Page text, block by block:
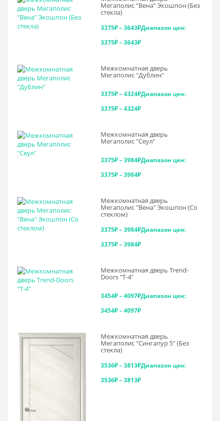
Мегаполис "Вена" Экошпон (Без
стекла)
3375₽–3643₽Диапазон цен:
3375₽ – 3643₽
Межкомнатная дверь
Мегаполис "Дублин"
3375₽–4324₽Диапазон цен:
3375₽ – 4324₽
Межкомнатная дверь
Мегаполис "Сеул"
3375₽–3984₽Диапазон цен:
3375₽ – 3984₽
Межкомнатная дверь
Мегаполис "Вена" Экошпон (Со
стеклом)
3375₽–3984₽Диапазон цен:
3375₽ – 3984₽
Межкомнатная дверь Trend-
Doоrs "Т-4"
3454₽–4097₽Диапазон цен:
3454₽ – 4097₽
Межкомнатная дверь
Мегаполис "Сингапур 5" (Без
стекла)
3536₽–3813₽Диапазон цен:
3536₽ – 3813₽